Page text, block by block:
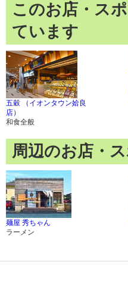
このお店・ス
ています
五穀 （イオンタウン姶良
店）
和食全般
周辺のお店・
麺屋 秀ちゃん
ラーメン